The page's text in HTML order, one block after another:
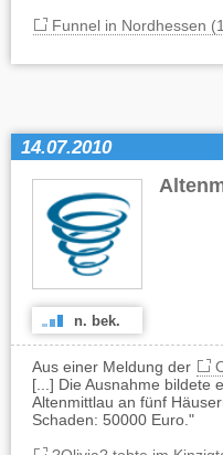
Funnel in Nordhessen
14.07.2010
n. bek.
Aus einer Meldung der
[...] Die Ausnahme bildete
Altenmittlau an fünf
Schaden: 50000 Euro."